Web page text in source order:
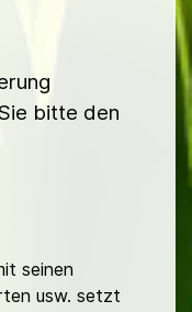
bitte den
seinen
usw. setzt